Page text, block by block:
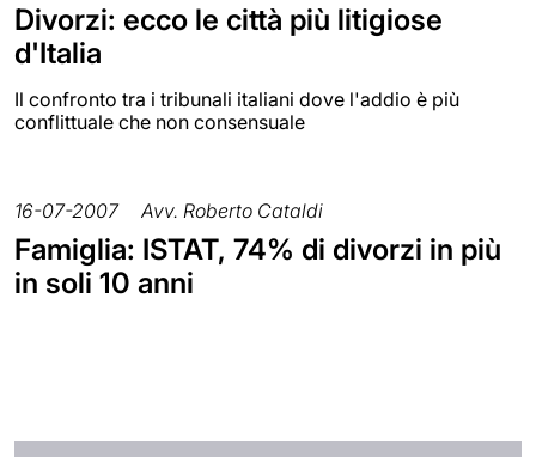
Divorzi: ecco le città più litigiose
d'Italia
Il confronto tra i tribunali italiani dove l'addio è più
conflittuale che non consensuale
16-07-2007 Avv. Roberto Cataldi
Famiglia: ISTAT, 74% di divorzi in più
in soli 10 anni